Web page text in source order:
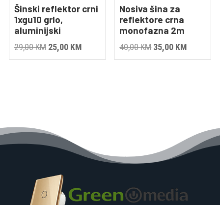
Šinski reflektor crni
1xgu10 grlo,
aluminijski
29,00KM Original
price
25,00 KMCurrent
price
Nosiva šina za
reflektore crna
monofazna 2m
40,00KM Original
price
35,00 KM
price